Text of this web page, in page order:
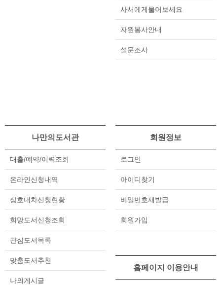
사서에게물어보세요
자원봉사안내
설문조사
나만의도서관
대출/예약/이력조회
온라인신청내역
상호대차신청현황
희망도서신청조회
관심도서목록
맞춤도서추천
나의게시글
회원정보
로그인
아이디찾기
비밀번호재발급
회원가입
홈페이지 이용안내